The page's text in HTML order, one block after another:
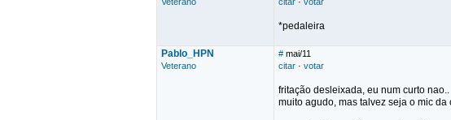
*pedaleira
Pablo_HPN
Veterano
# mai/11
citar · votar
fritação desleixada, eu num curto nao..
muito agudo, mas talvez seja o mic da